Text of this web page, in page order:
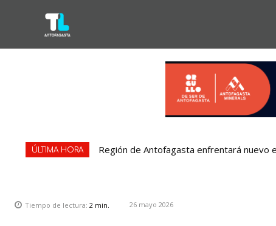
ÚLTIMA HORA Región de Antofagasta enfrentará nuevo
Tiempo de lectura: 2 min. 26 mayo 2026